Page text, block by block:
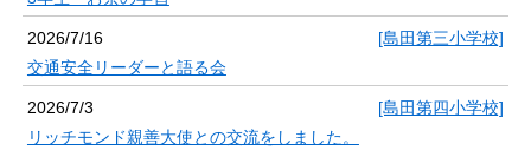
2026/7/16
[島田第三小学校]
交通安全リーダーと語る会
2026/7/3
[島田第四小学校]
リッチモンド親善大使との交流をしました。